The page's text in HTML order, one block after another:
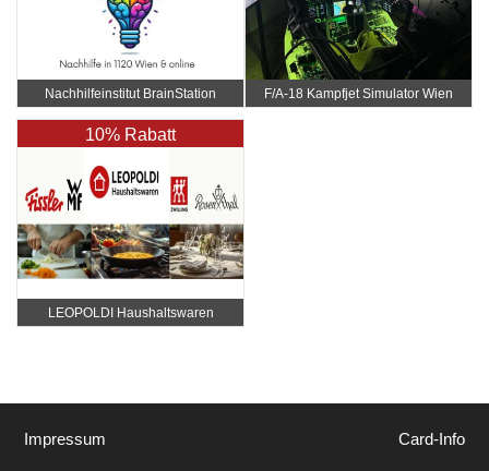
Nachhilfeinstitut BrainStation F/A-18 Kampfjet Simulator Wien
10% Rabatt
LEOPOLDI Haushaltswaren
Impressum Card-Info